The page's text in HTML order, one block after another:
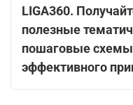
LIGA360.
полезные
пошаговые
эффективного